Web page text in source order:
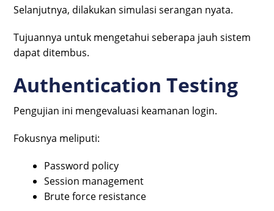
Selanjutnya, dilakukan simulasi serangan nyata.
Tujuannya untuk mengetahui seberapa jauh sistem
dapat ditembus.
Authentication Testing
Pengujian ini mengevaluasi keamanan login.
Fokusnya meliputi:
Password policy
Session management
Brute force resistance